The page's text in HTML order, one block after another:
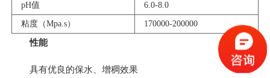
pH值 6.0-8.0
粘度（Mpa.s） 170000-200000
性能
具有优良的保水、增稠效果